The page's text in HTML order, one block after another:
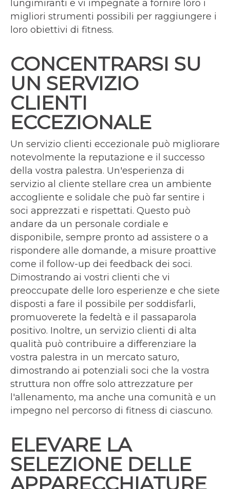
lungimiranti e vi impegnate a fornire loro i
migliori strumenti possibili per raggiungere i
loro obiettivi di fitness.
CONCENTRARSI SU
UN SERVIZIO
CLIENTI
ECCEZIONALE
Un servizio clienti eccezionale può migliorare
notevolmente la reputazione e il successo
della vostra palestra. Un'esperienza di
servizio al cliente stellare crea un ambiente
accogliente e solidale che può far sentire i
soci apprezzati e rispettati. Questo può
andare da un personale cordiale e
disponibile, sempre pronto ad assistere o a
rispondere alle domande, a misure proattive
come il follow-up dei feedback dei soci.
Dimostrando ai vostri clienti che vi
preoccupate delle loro esperienze e che siete
disposti a fare il possibile per soddisfarli,
promuoverete la fedeltà e il passaparola
positivo. Inoltre, un servizio clienti di alta
qualità può contribuire a differenziare la
vostra palestra in un mercato saturo,
dimostrando ai potenziali soci che la vostra
struttura non offre solo attrezzature per
l'allenamento, ma anche una comunità e un
impegno nel percorso di fitness di ciascuno.
ELEVARE LA
SELEZIONE DELLE
APPARECCHIATURE